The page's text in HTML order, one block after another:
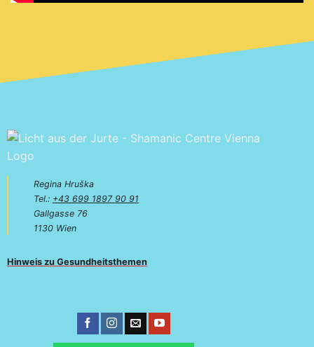
Regina Hruška
Tel.: +43 699 1897 90 91
Gallgasse 76
1130 Wien
Hinweis zu Gesundheitsthemen